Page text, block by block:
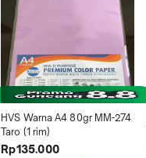
HVS Warna A4 80gr MM-274
Taro (1 rim)
Rp135.000